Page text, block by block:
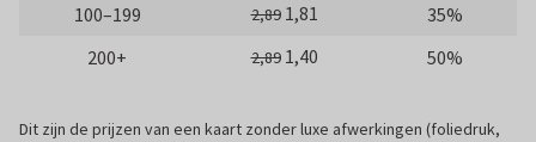
100–199
2,89 1,81
35%
200+
2,89 1,40 50%
Dit zijn de prijzen van een kaart zonder luxe afwerkingen (foliedruk,